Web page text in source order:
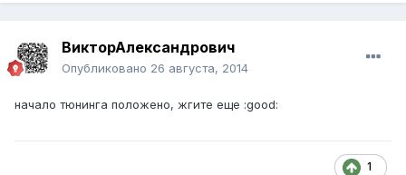
ВикторАлександрович
Опубликовано 26 августа, 2014
начало тюнинга положено, жгите еще :good:
1